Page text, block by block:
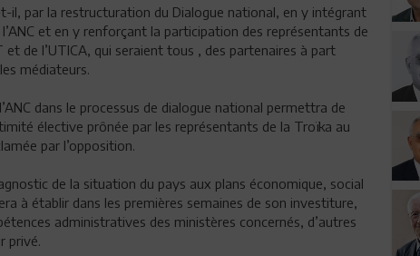
par la restructuration du Dialogue national, en y intégrant
et en y renforçant la participation des représentants de
de l’UTICA, qui seraient tous , des partenaires à part
médiateurs.
dans le processus de dialogue national permettra de
élective prônée par les représentants de la Troïka au
par l’opposition.
de la situation du pays aux plans économique, social
à établir dans les premières semaines de son investiture,
administratives des ministères concernés, d’autres
privé.